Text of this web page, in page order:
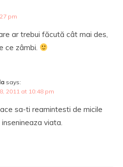
pm
ar trebui făcută cât mai des,
ce zâmbi.
says:
2011 at 10:48 pm
sa-ti reamintesti de micile
viata.